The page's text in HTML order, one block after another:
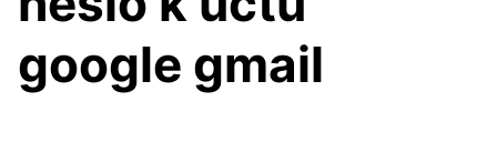
google gmail